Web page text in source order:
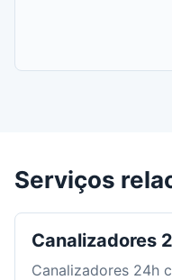
Serviços
Canalizadores
Canalizadores 24h